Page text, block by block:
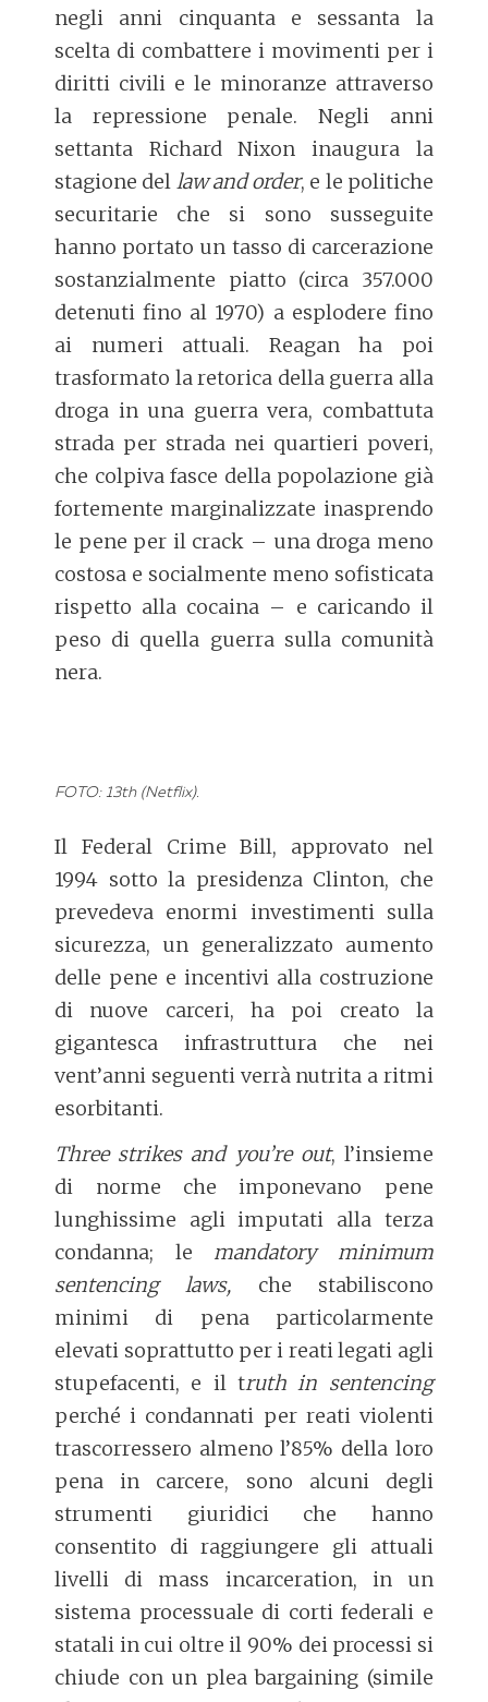
negli anni cinquanta e sessanta la
scelta di combattere i movimenti per i
diritti civili e le minoranze attraverso
la repressione penale. Negli anni
settanta Richard Nixon inaugura la
stagione del law and order, e le politiche
securitarie che si sono susseguite
hanno portato un tasso di carcerazione
sostanzialmente piatto (circa 357.000
detenuti fino al 1970) a esplodere fino
ai numeri attuali. Reagan ha poi
trasformato la retorica della guerra alla
droga in una guerra vera, combattuta
strada per strada nei quartieri poveri,
che colpiva fasce della popolazione già
fortemente marginalizzate inasprendo
le pene per il crack – una droga meno
costosa e socialmente meno sofisticata
rispetto alla cocaina – e caricando il
peso di quella guerra sulla comunità
nera.
FOTO: 13th (Netflix).
Il Federal Crime Bill, approvato nel
1994 sotto la presidenza Clinton, che
prevedeva enormi investimenti sulla
sicurezza, un generalizzato aumento
delle pene e incentivi alla costruzione
di nuove carceri, ha poi creato la
gigantesca infrastruttura che nei
vent’anni seguenti verrà nutrita a ritmi
esorbitanti.
Three strikes and you’re out, l’insieme
di norme che imponevano pene
lunghissime agli imputati alla terza
condanna; le mandatory minimum
sentencing laws, che stabiliscono
minimi di pena particolarmente
elevati soprattutto per i reati legati agli
stupefacenti, e il truth in sentencing
perché i condannati per reati violenti
trascorressero almeno l’85% della loro
pena in carcere, sono alcuni degli
strumenti giuridici che hanno
consentito di raggiungere gli attuali
livelli di mass incarceration, in un
sistema processuale di corti federali e
statali in cui oltre il 90% dei processi si
chiude con un plea bargaining (simile